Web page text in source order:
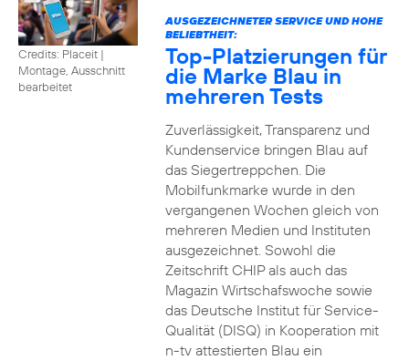
Credits: Placeit |
Montage, Ausschnitt
bearbeitet
AUSGEZEICHNETER SERVICE UND HOHE
BELIEBTHEIT:
Top-Platzierungen für
die Marke Blau in
mehreren Tests
Zuverlässigkeit, Transparenz und
Kundenservice bringen Blau auf
das Siegertreppchen. Die
Mobilfunkmarke wurde in den
vergangenen Wochen gleich von
mehreren Medien und Instituten
ausgezeichnet. Sowohl die
Zeitschrift CHIP als auch das
Magazin Wirtschafswoche sowie
das Deutsche Institut für Service-
Qualität (DISQ) in Kooperation mit
n-tv attestierten Blau ein